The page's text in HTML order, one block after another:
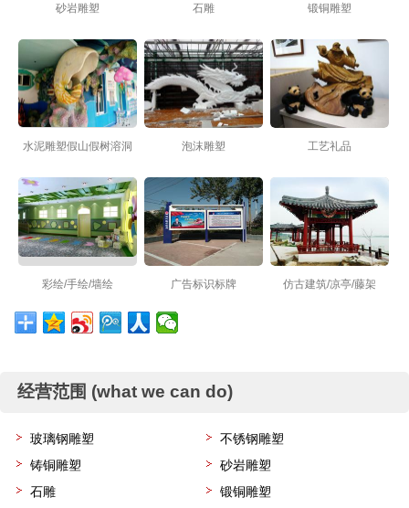
砂岩雕塑 石雕 锻铜雕塑
水泥雕塑假山假树溶洞 泡沫雕塑 工艺礼品
彩绘/手绘/墙绘 广告标识标牌 仿古建筑/凉亭/藤架
经营范围 (what we can do)
玻璃钢雕塑
不锈钢雕塑
铸铜雕塑
砂岩雕塑
石雕
锻铜雕塑